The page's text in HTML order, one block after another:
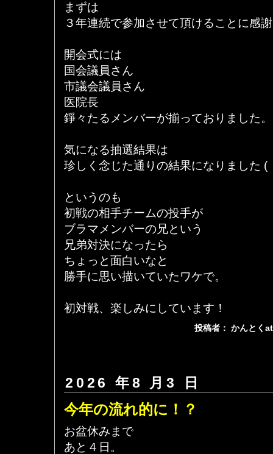
まずは
３年連続で参加させて頂けることに感
開会式には
国会議員さん
市議会議員さん
医院長
錚々たるメンバーが揃っておりました。
気になる抽選結果は
珍しく念じた通りの結果になりました (
というのも
初戦の相手チームの投手が
ブラマメンバーの兄という
兄弟対決になったら
ちょっと面白いなと
勝手に思い描いていたワケで。
初対戦、楽しみにしています！
投稿者： かんとく
2026 年8 月3 日
今年の流れ的に！？
お盆休みまで
あと４日。